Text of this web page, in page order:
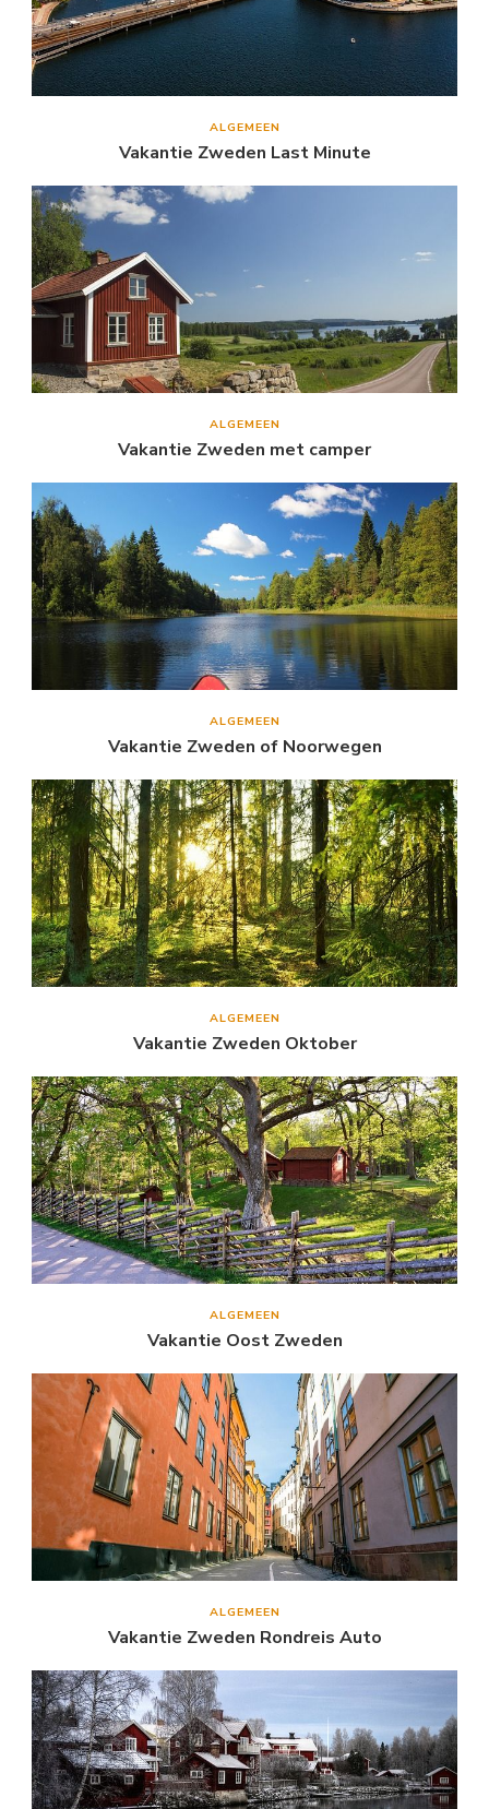
ALGEMEEN
Vakantie Zweden Last Minute
ALGEMEEN
Vakantie Zweden met camper
ALGEMEEN
Vakantie Zweden of Noorwegen
ALGEMEEN
Vakantie Zweden Oktober
ALGEMEEN
Vakantie Oost Zweden
ALGEMEEN
Vakantie Zweden Rondreis Auto